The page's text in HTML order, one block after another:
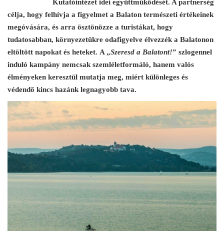
Kutatóintézet idei együttműködését. A partnerség
célja, hogy felhívja a figyelmet a Balaton természeti értékeinek
megóvására, és arra ösztönözze a turistákat, hogy
tudatosabban, környezetükre odafigyelve élvezzék a Balatonon
eltöltött napokat és heteket. A „Szeresd a Balatont!” szlogennel
induló kampány nemcsak szemléletformáló, hanem valós
élményeken keresztül mutatja meg, miért különleges és
védendő kincs hazánk legnagyobb tava.